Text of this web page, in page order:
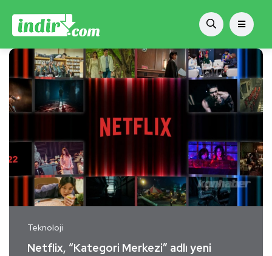
Teknoloji
Netflix, “Kategori Merkezi” adlı yeni